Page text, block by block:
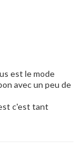
est le mode
avec un peu de
c'est tant